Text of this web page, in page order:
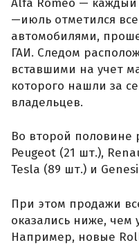
Alfa Romeo — каждый
—июль отметился
автомобилями,
ГАИ. Следом
вставшими на учет
которого нашли за
владельцев.
Во второй половине
Peugeot (21 шт.),
Tesla (89 шт.) и
При этом продажи
оказались ниже, чем
Например, новые